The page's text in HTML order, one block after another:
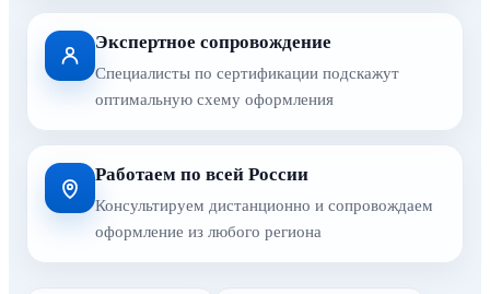
Экспертное сопровождение
Специалисты по сертификации подскажут
оптимальную схему оформления
Работаем по всей России
Консультируем дистанционно и сопровождаем
оформление из любого региона